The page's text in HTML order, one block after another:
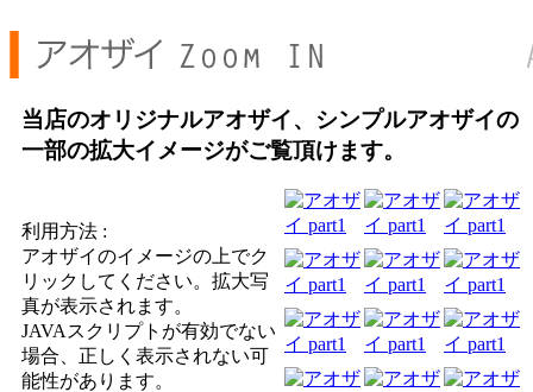
当店のオリジナルアオザイ、シンプルアオザイの
一部の拡大イメージがご覧頂けます。
利用方法 :
アオザイのイメージの上でク
リックしてください。拡大写
真が表示されます。
JAVAスクリプトが有効でない
場合、正しく表示されない可
能性があります。